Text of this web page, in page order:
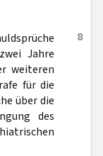
8
Jahre
weiteren
für die
über die
des